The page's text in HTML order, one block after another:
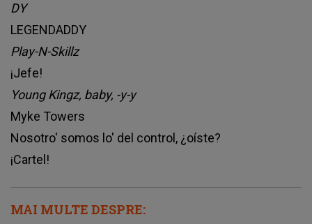
DY
LEGENDADDY
Play-N-Skillz
¡Jefe!
Young Kingz, baby, -y-y
Myke Towers
Nosotro' somos lo' del control, ¿oíste?
¡Cartel!
MAI MULTE DESPRE: